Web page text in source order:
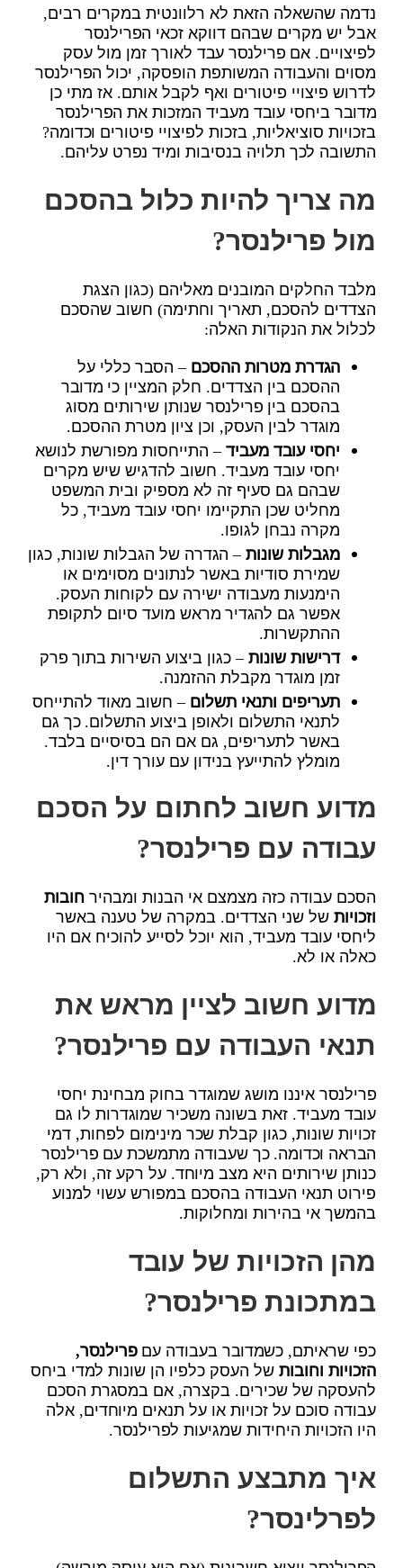
נדמה שהשאלה הזאת לא רלוונטית במקרים רבים,
אבל יש מקרים שבהם דווקא זכאי הפרילנסר
לפיצויים. אם פרילנסר עבד לאורך זמן מול עסק
מסוים והעבודה המשותפת הופסקה, יכול הפרילנסר
לדרוש פיצויי פיטורים ואף לקבל אותם. אז מתי כן
מדובר ביחסי עובד מעביד המזכות את הפרילנסר
בזכויות סוציאליות, בזכות לפיצויי פיטורים וכדומה?
התשובה לכך תלויה בנסיבות ומיד נפרט עליהם.
מה צריך להיות כלול בהסכם
מול פרילנסר?
מלבד החלקים המובנים מאליהם (כגון הצגת
הצדדים להסכם, תאריך וחתימה) חשוב שהסכם
לכלול את הנקודות האלה:
הגדרת מטרות ההסכם – הסבר כללי על
ההסכם בין הצדדים. חלק המציין כי מדובר
בהסכם בין פרילנסר שנותן שירותים מסוג
מוגדר לבין העסק, וכן ציון מטרת ההסכם.
יחסי עובד מעביד– התייחסות מפורשת לנושא
יחסי עובד מעביד. חשוב להדגיש שיש מקרים
שבהם גם סעיף זה לא מספיק ובית המשפט
מחליט שכן התקיימו יחסי עובד מעביד, כל
מקרה נבחן לגופו.
מגבלות שונות– הגדרה של הגבלות שונות, כגון
שמירת סודיות באשר לנתונים מסוימים או
הימנעות מעבודה ישירה עם לקוחות העסק.
אפשר גם להגדיר מראש מועד סיום לתקופת
ההתקשרות.
דרישות שונות– כגון ביצוע השירות בתוך פרק
זמן מוגדר מקבלת ההזמנה.
תעריפים ותנאי תשלום – חשוב מאוד להתייחס
לתנאי התשלום ולאופן ביצוע התשלום. כך גם
באשר לתעריפים, גם אם הם בסיסיים בלבד.
מומלץ להתייעץ בנידון עם עורך דין.
מדוע חשוב לחתום על הסכם
עבודה עם פרילנסר?
הסכם עבודה כזה מצמצם אי הבנות ומבהיר חובות
וזכויות של שני הצדדים. במקרה של טענה באשר
ליחסי עובד מעביד, הוא יוכל לסייע להוכיח אם היו
כאלה או לא.
מדוע חשוב לציין מראש את
תנאי העבודה עם פרילנסר?
פרילנסר איננו מושג שמוגדר בחוק מבחינת יחסי
עובד מעביד. זאת בשונה משכיר שמוגדרות לו גם
זכויות שונות, כגון קבלת שכר מינימום לפחות, דמי
הבראה וכדומה. כך שעבודה מתמשכת עם פרילנסר
כנותן שירותים היא מצב מיוחד. על רקע זה, ולא רק,
פירוט תנאי העבודה בהסכם במפורש עשוי למנוע
בהמשך אי בהירות ומחלוקות.
מהן הזכויות של עובד
במתכונת פרילנסר?
כפי שראיתם, כשמדובר בעבודה עםפרילנסר,
הזכויות וחובות של העסק כלפיו הן שונות למדי ביחס
להעסקה של שכירים. בקצרה, אם במסגרת הסכם
עבודה סוכם על זכויות או על תנאים מיוחדים, אלה
היו הזכויות היחידות שמגיעות לפרילנסר.
איך מתבצע התשלום
לפרלינסר?